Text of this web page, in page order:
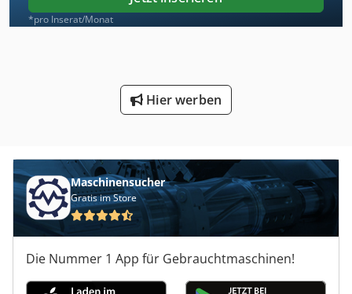
*pro Inserat/Monat
Hier werben
Maschinensucher
Gratis im Store
Die Nummer 1 App für Gebrauchtmaschinen!